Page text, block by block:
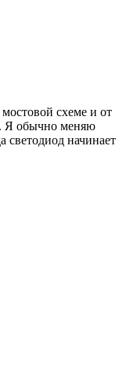
схеме и от
Я обычно меняю
светодиод начинает